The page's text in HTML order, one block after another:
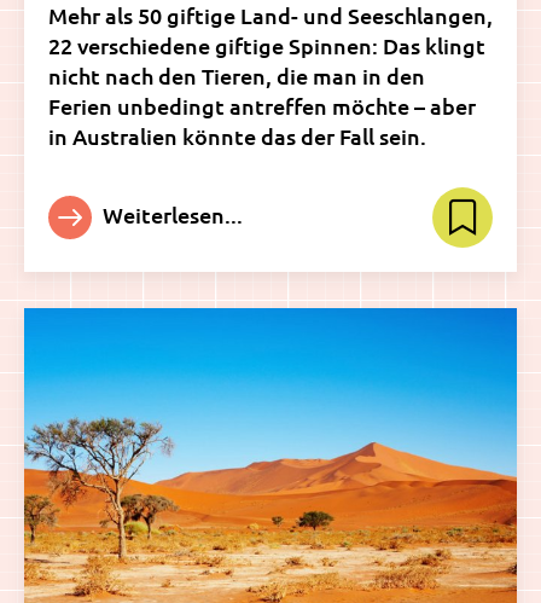
Mehr als 50 giftige Land- und Seeschlangen,
22 verschiedene giftige Spinnen: Das klingt
nicht nach den Tieren, die man in den
Ferien unbedingt antreffen möchte – aber
in Australien könnte das der Fall sein.
Weiterlesen...